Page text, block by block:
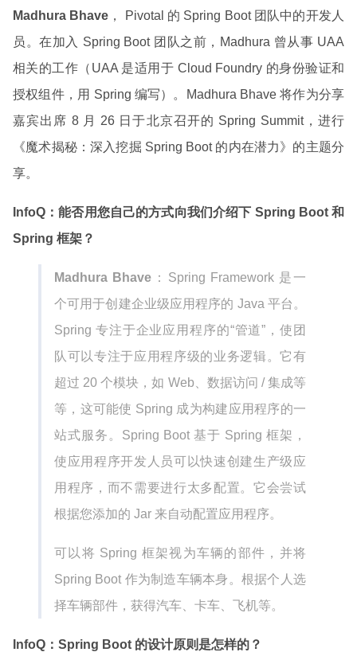
Madhura Bhave ， Pivotal 的 Spring Boot 团队中的开发人
员。在加入 Spring Boot 团队之前，Madhura 曾从事 UAA
相关的工作（UAA 是适用于 Cloud Foundry 的身份验证和
授权组件，用 Spring 编写）。Madhura Bhave 将作为分享
嘉宾出席 8 月 26 日于北京召开的 Spring Summit，进行
《魔术揭秘：深入挖掘 Spring Boot 的内在潜力》的主题分
享。
InfoQ：能否用您自己的方式向我们介绍下 Spring Boot 和
Spring 框架？
Madhura Bhave ：Spring Framework 是一
个可用于创建企业级应用程序的 Java 平台。
Spring 专注于企业应用程序的“管道”，使团
队可以专注于应用程序级的业务逻辑。它有
超过 20 个模块，如 Web、数据访问 / 集成等
等，这可能使 Spring 成为构建应用程序的一
站式服务。Spring Boot 基于 Spring 框架，
使应用程序开发人员可以快速创建生产级应
用程序，而不需要进行太多配置。它会尝试
根据您添加的 Jar 来自动配置应用程序。
可以将 Spring 框架视为车辆的部件，并将
Spring Boot 作为制造车辆本身。根据个人选
择车辆部件，获得汽车、卡车、飞机等。
InfoQ：Spring Boot 的设计原则是怎样的？